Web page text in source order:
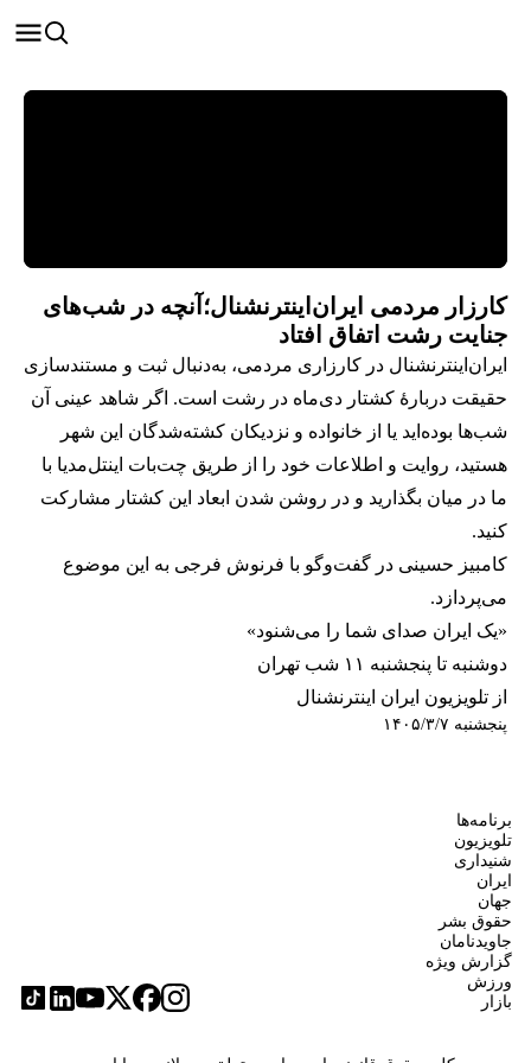
کارزار مردمی ایران‌اینترنشنال؛ آنچه در شب‌های
جنایت رشت اتفاق افتاد
ایران‌اینترنشنال در کارزاری مردمی، به‌دنبال ثبت و مستندسازی
حقیقت دربارهٔ کشتار دی‌ماه در رشت است. اگر شاهد عینی آن
شب‌ها بوده‌اید یا از خانواده و نزدیکان کشته‌شدگان این شهر
هستید، روایت و اطلاعات خود را از طریق چت‌بات اینتل‌مدیا با
ما در میان بگذارید و در روشن شدن ابعاد این کشتار مشارکت
کنید.
کامبیز حسینی در گفت‌وگو با فرنوش فرجی به این موضوع
می‌پردازد.
«یک ایران صدای شما را می‌شنود»
دوشنبه تا پنجشنبه ۱۱ شب تهران
از تلویزیون ایران اینترنشنال
پنجشنبه ۱۴۰۵/۳/۷
برنامه‌ها
تلویزیون
شنیداری
ایران
جهان
حقوق بشر
جاویدنامان
گزارش ویژه
ورزش
بازار